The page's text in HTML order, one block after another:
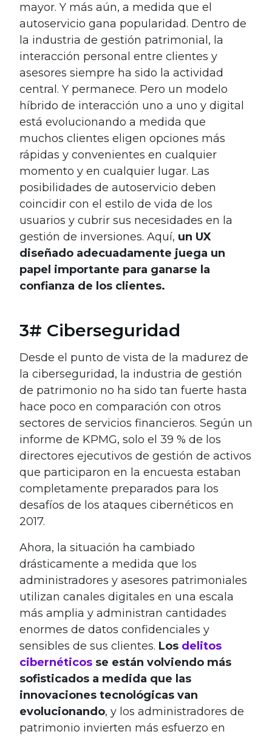
mayor. Y más aún, a medida que el
autoservicio gana popularidad. Dentro de
la industria de gestión patrimonial, la
interacción personal entre clientes y
asesores siempre ha sido la actividad
central. Y permanece. Pero un modelo
híbrido de interacción uno a uno y digital
está evolucionando a medida que
muchos clientes eligen opciones más
rápidas y convenientes en cualquier
momento y en cualquier lugar. Las
posibilidades de autoservicio deben
coincidir con el estilo de vida de los
usuarios y cubrir sus necesidades en la
gestión de inversiones. Aquí, un UX
diseñado adecuadamente juega un
papel importante para ganarse la
confianza de los clientes.
3# Ciberseguridad
Desde el punto de vista de la madurez de
la ciberseguridad, la industria de gestión
de patrimonio no ha sido tan fuerte hasta
hace poco en comparación con otros
sectores de servicios financieros. Según un
informe de KPMG, solo el 39 % de los
directores ejecutivos de gestión de activos
que participaron en la encuesta estaban
completamente preparados para los
desafíos de los ataques cibernéticos en
2017.
Ahora, la situación ha cambiado
drásticamente a medida que los
administradores y asesores patrimoniales
utilizan canales digitales en una escala
más amplia y administran cantidades
enormes de datos confidenciales y
sensibles de sus clientes. Los delitos
cibernéticos se están volviendo más
sofisticados a medida que las
innovaciones tecnológicas van
evolucionando, y los administradores de
patrimonio invierten más esfuerzo en